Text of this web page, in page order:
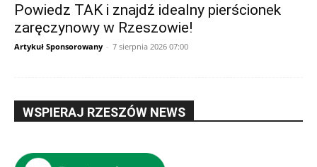
Powiedz TAK i znajdź idealny pierścionek
zaręczynowy w Rzeszowie!
Artykuł Sponsorowany - 7 sierpnia 2026 07:00
WSPIERAJ RZESZÓW NEWS